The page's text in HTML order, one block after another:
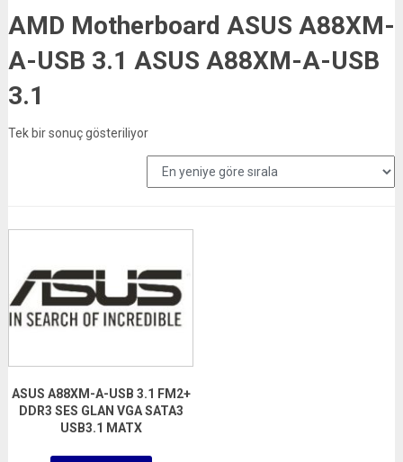
AMD Motherboard ASUS A88XM-
A-USB 3.1 ASUS A88XM-A-USB
3.1
Tek bir sonuç gösteriliyor
ASUS A88XM-A-USB 3.1 FM2+
DDR3 SES GLAN VGA SATA3
USB3.1 MATX